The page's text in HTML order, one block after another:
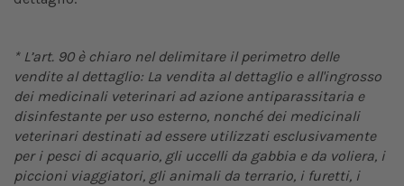
* L’art. 90 è chiaro nel delimitare il perimetro delle
vendite al dettaglio: La vendita al dettaglio e all'ingrosso
dei medicinali veterinari ad azione antiparassitaria e
disinfestante per uso esterno, nonché dei medicinali
veterinari destinati ad essere utilizzati esclusivamente
per i pesci di acquario, gli uccelli da gabbia e da voliera, i
piccioni viaggiatori, gli animali da terrario, i furetti, i